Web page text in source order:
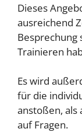
Dieses
ausreichend
Besprechung
Trainieren
Es wird
für die
anstoßen, als
auf Fragen.